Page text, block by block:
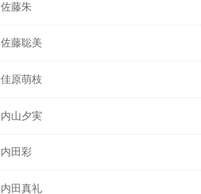
佐藤朱
佐藤聡美
佳原萌枝
内山夕実
内田彩
内田真礼